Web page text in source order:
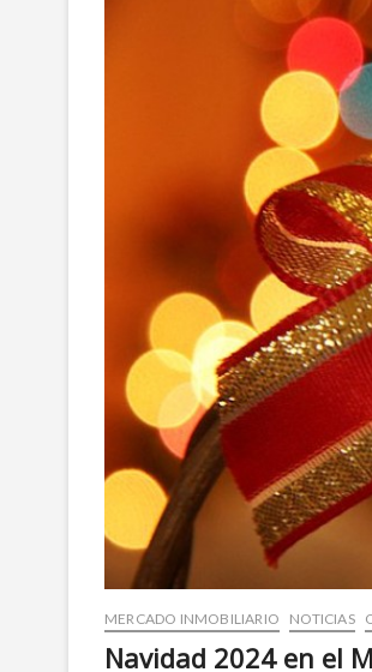
MERCADO INMOBILIARIO NOTICIAS
Navidad 2024 en el